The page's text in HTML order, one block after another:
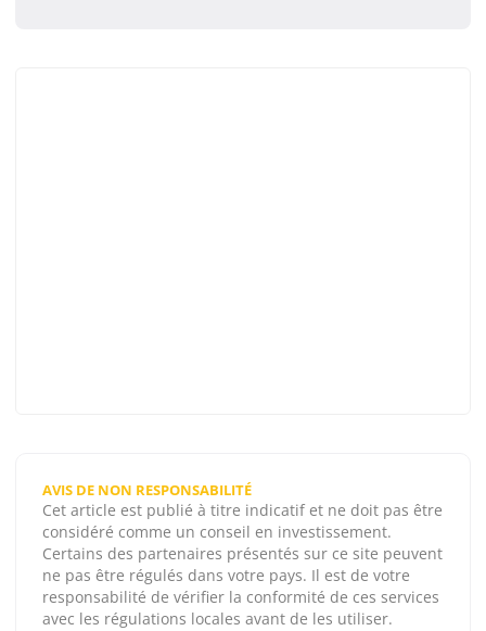
AVIS DE NON RESPONSABILITÉ
Cet article est publié à titre indicatif et ne doit pas être
considéré comme un conseil en investissement.
Certains des partenaires présentés sur ce site peuvent
ne pas être régulés dans votre pays. Il est de votre
responsabilité de vérifier la conformité de ces services
avec les régulations locales avant de les utiliser.